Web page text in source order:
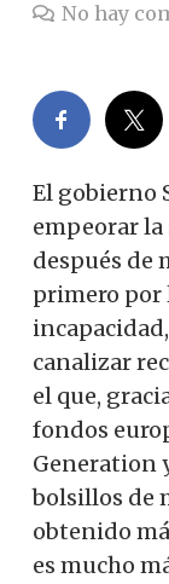
No hay
El gobierno
empeorar
después de
primero por
canalizar
el que,
fondos
Generation
bolsillos de
obtenido
es mucho